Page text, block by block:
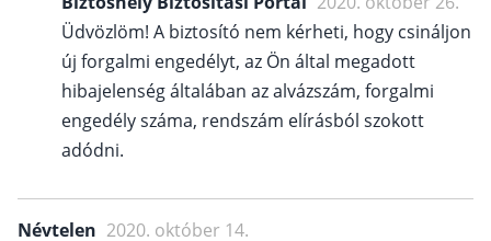
Üdvözlöm! A biztosító nem kérheti, hogy csináljon
új forgalmi engedélyt, az Ön által megadott
hibajelenség általában az alvázszám, forgalmi
engedély száma, rendszám elírásból szokott
adódni.
Névtelen 2020. október 14.